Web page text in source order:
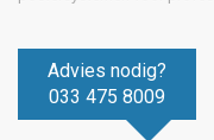
Advies nodig?
033 475 8009